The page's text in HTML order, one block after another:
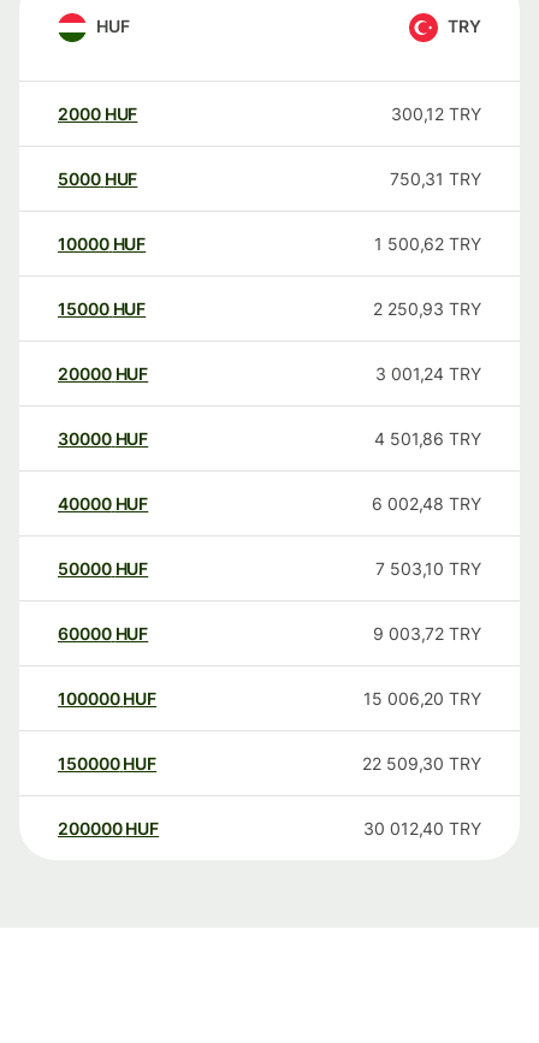
HUF TRY
2000 HUF 300,12 TRY
5000 HUF 750,31 TRY
10000 HUF 1 500,62 TRY
15000 HUF 2 250,93 TRY
20000 HUF 3 001,24 TRY
30000 HUF 4 501,86 TRY
40000 HUF 6 002,48 TRY
50000 HUF 7 503,10 TRY
60000 HUF 9 003,72 TRY
100000 HUF 15 006,20 TRY
150000 HUF 22 509,30 TRY
200000 HUF 30 012,40 TRY